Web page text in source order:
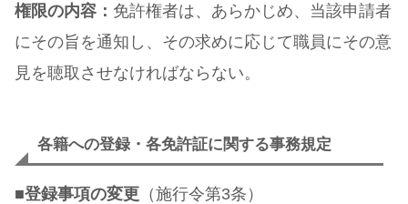
権限の内容： 免許権者は、あらかじめ、当該申請者
にその旨を通知し、その求めに応じて職員にその意
見を聴取させなければならない。
各籍への登録・各免許証に関する事務規定
■登録事項の変更 （施行令第3条）